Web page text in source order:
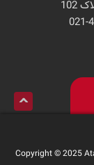
Copyright © 2025